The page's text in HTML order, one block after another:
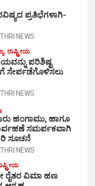
ಪ್ರತಿಭೆಗಳಾಗಿ-
NEWS
ರಾಷ್ಟ್ರೀಯ
ಪರಿಶಿಷ್ಟ
ಸೇರ್ಪಡೆಗೊಳಿಸಲು
NEWS
ಹಂಗಾಮು, ಹಾಗೂ
ಸಮರ್ಪಕವಾಗಿ
ಸೂಚನೆ
NEWS
ರೈತರ ವಿಮಾ ಹಣ